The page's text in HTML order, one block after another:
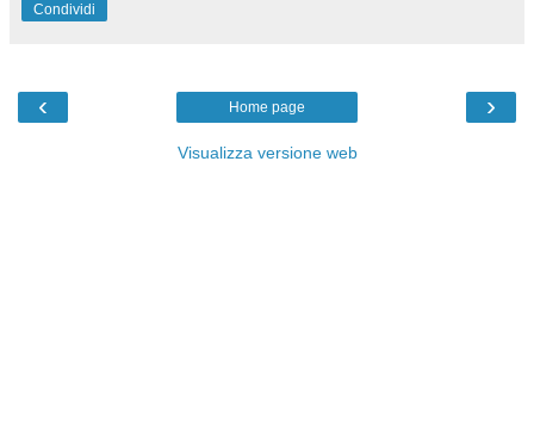
Condividi
‹ ›
Home page
Visualizza versione web